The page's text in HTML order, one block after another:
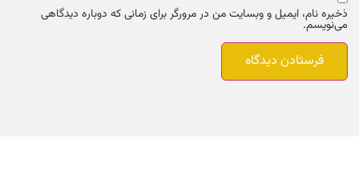
ذخیره نام، ایمیل و وبسایت من در مرورگر برای زمانی که دوباره دیدگاهی
می‌نویسم.